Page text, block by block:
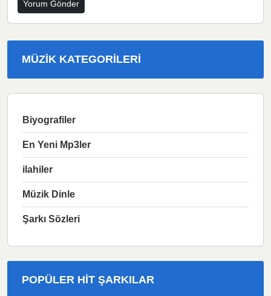
MÜZIK KATEGORILERI
Biyografiler
En Yeni Mp3ler
ilahiler
Müzik Dinle
Şarkı Sözleri
POPÜLER HIT ŞARKILAR